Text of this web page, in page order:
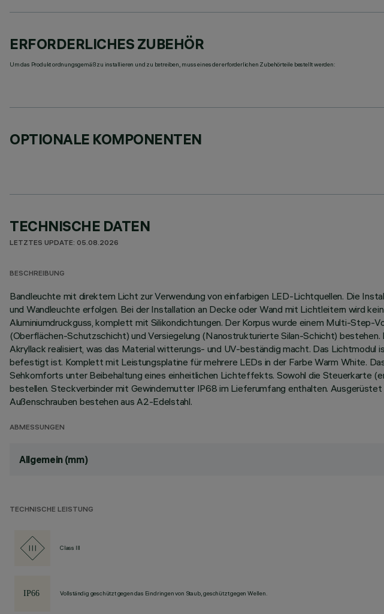
ERFORDERLICHES ZUBEHÖR
Um das Produkt ordnungsgemäß zu installieren und zu betreiben, muss eines der erforderlichen Zubehörteile bestellt werden:
OPTIONALE KOMPONENTEN
TECHNISCHE DATEN
LETZTES UPDATE: 05.08.2026
BESCHREIBUNG
Bandleuchte mit direktem Licht zur Verwendung von einfarbigen LED-Lichtquellen. Die
und Wandleuchte erfolgen. Bei der Installation an Decke oder Wand mit Lichtleitern wird
Aluminiumdruckguss, komplett mit Silikondichtungen. Der Korpus wurde einem Multi-
(Oberflächen-Schutzschicht) und Versiegelung (Nanostrukturierte Silan-Schicht)
Akryllack realisiert, was das Material witterungs- und UV-beständig macht. Das Lichtmodul
befestigt ist. Komplett mit Leistungsplatine für mehrere LEDs in der Farbe Warm White.
Sehkomforts unter Beibehaltung eines einheitlichen Lichteffekts. Sowohl die Steuerkarte
bestellen. Steckverbinder mit Gewindemutter IP68 im Lieferumfang enthalten.
Außenschrauben bestehen aus A2-Edelstahl.
ABMESSUNGEN
Allgemein (mm)
TECHNISCHE LEISTUNG
Class III
Vollständig geschützt gegen das Eindringen von Staub, geschützt gegen Wellen.